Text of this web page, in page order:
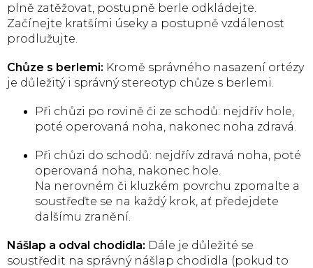
plně zatěžovat, postupně berle odkládejte.
Začínejte kratšími úseky a postupně vzdálenost
prodlužujte.
Chůze s berlemi: Kromě správného nasazení ortézy
je důležitý i správný stereotyp chůze s berlemi.
Při chůzi po rovině či ze schodů: nejdřív hole,
poté operovaná noha, nakonec noha zdravá.
Při chůzi do schodů: nejdřív zdravá noha, poté
operovaná noha, nakonec hole.
Na nerovném či kluzkém povrchu zpomalte a
soustřeďte se na každý krok, ať předejdete
dalšímu zranění.
Nášlap a odval chodidla: Dále je důležité se
soustředit na správný nášlap chodidla (pokud to